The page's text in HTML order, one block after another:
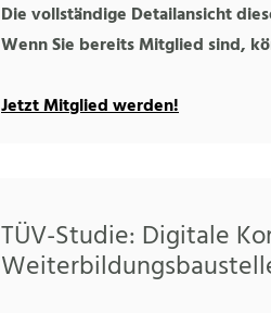
Die vollständige Detailansicht
Wenn Sie bereits Mitglied sind,
Jetzt Mitglied werden!
TÜV-Studie: Digitale